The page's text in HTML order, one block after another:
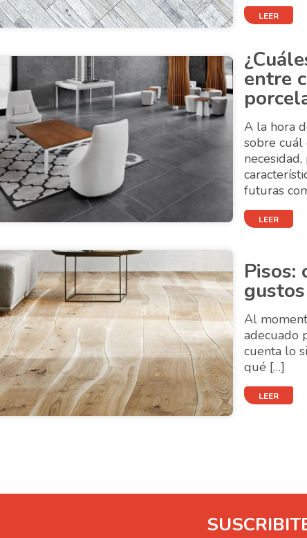
LEER
entre
A la hora
sobre cuál
futuras
LEER
Pisos:
gustos
Al
adecuado
cuenta lo
qué […]
LEER